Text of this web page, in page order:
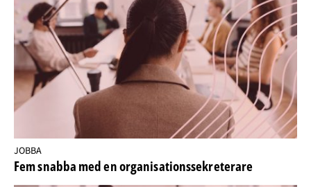
JOBBA
Fem snabba med en organisationssekreterare